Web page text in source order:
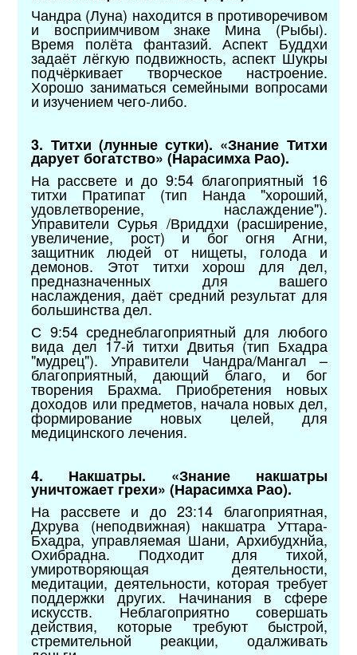
Чандра (Луна) находится в противоречивом
и восприимчивом знаке Мина (Рыбы).
Время полёта фантазий. Аспект Буддхи
задаёт лёгкую подвижность, аспект Шукры
подчёркивает творческое настроение.
Хорошо заниматься семейными вопросами
и изучением чего-либо.
3. Титхи (лунные сутки). «Знание Титхи
дарует богатство» (Нарасимха Рао).
На рассвете и до 9:54 благоприятный 16
титхи Пратипат (тип Нанда "хороший,
удовлетворение, наслаждение").
Управители Сурья /Вриддхи (расширение,
увеличение, рост) и бог огня Агни,
защитник людей от нищеты, голода и
демонов. Этот титхи хорош для дел,
предназначенных для вашего
наслаждения, даёт средний результат для
большинства дел.
С 9:54 среднеблагоприятный для любого
вида дел 17-й титхи Двитья (тип Бхадра
"мудрец"). Управители Чандра/Мангал –
благоприятный, дающий благо, и бог
творения Брахма. Приобретения новых
доходов или предметов, начала новых дел,
формирование новых целей, для
медицинского лечения.
4. Накшатры. «Знание накшатры
уничтожает грехи» (Нарасимха Рао).
На рассвете и до 23:14 благоприятная,
Дхрува (неподвижная) накшатра Уттара-
Бхадра, управляемая Шани, Архибудхнйа,
Охибрадна. Подходит для тихой,
умиротворяющая деятельности,
медитации, деятельности, которая требует
поддержки других. Начинания в сфере
искусств. Неблагоприятно совершать
действия, которые требуют быстрой,
стремительной реакции, одалживать